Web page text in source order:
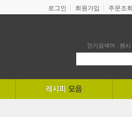
로그인 회원가입 주문조회
인기검색어 : 팬시